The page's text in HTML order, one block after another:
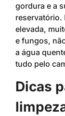
gordura e a
reservatório.
elevada,
e fungos,
a água
tudo pelo
Dicas